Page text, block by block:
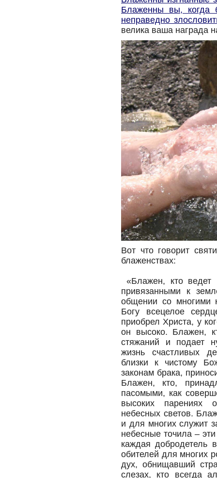
Блаженны вы, когда
неправедно
велика ваша награда
Вот что говорит
блаженствах:
«Блажен, кто
привязанными к
общении со многими
Богу всецелое
приобрел Христа, у
он высоко. Блажен,
стяжаний и подает
жизнь счастливых
близки к чистому
законам брака,
Блажен, кто,
пасомыми, как
высоких парениях
небесных светов.
и для многих служит
небесные точила –
каждая добродетель
обителей для многих
дух, обнищавший
слезах, кто всегда